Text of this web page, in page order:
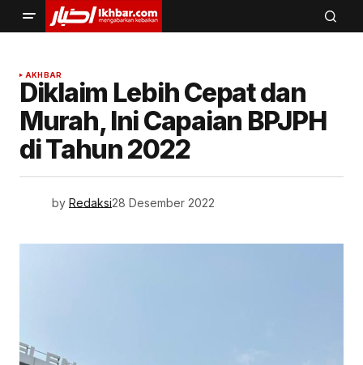
AKHBAR
Diklaim Lebih Cepat dan
Murah, Ini Capaian BPJPH
di Tahun 2022
by Redaksi28 Desember 2022